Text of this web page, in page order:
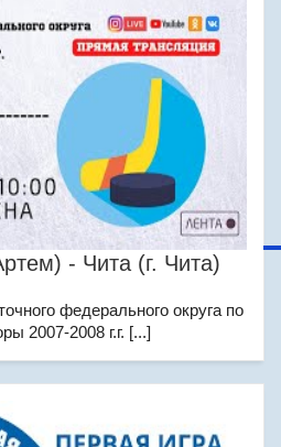
- Чита (г. Чита)
федерального округа по
2007-2008 г.г. [...]